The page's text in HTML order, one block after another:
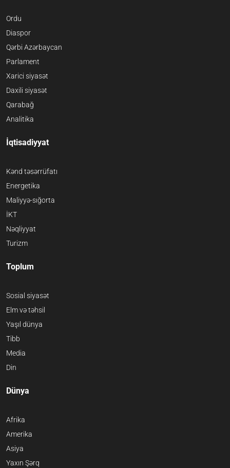
Ordu
Diaspor
Qərbi Azərbaycan
Parlament
Xarici siyasət
Daxili siyasət
Qarabağ
Analitika
İqtisadiyyat
Kənd təsərrüfatı
Energetika
Maliyyə-sığorta
İKT
Nəqliyyat
Turizm
Toplum
Sosial siyasət
Elm və təhsil
Yaşıl dünya
Tibb
Media
Din
Dünya
Afrika
Amerika
Asiya
Yaxın Şərq